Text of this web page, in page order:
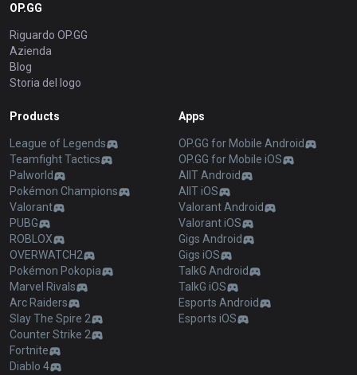
OP.GG
Riguardo OP.GG
Azienda
Blog
Storia del logo
Products
League of Legends
Teamfight Tactics
Palworld
Pokémon Champions
Valorant
PUBG
ROBLOX
OVERWATCH2
Pokémon Pokopia
Marvel Rivals
Arc Raiders
Slay The Spire 2
Counter Strike 2
Fortnite
Diablo 4
Apps
OP.GG for Mobile Android
OP.GG for Mobile iOS
AllT Android
AllT iOS
Valorant Android
Valorant iOS
Gigs Android
Gigs iOS
TalkG Android
TalkG iOS
Esports Android
Esports iOS